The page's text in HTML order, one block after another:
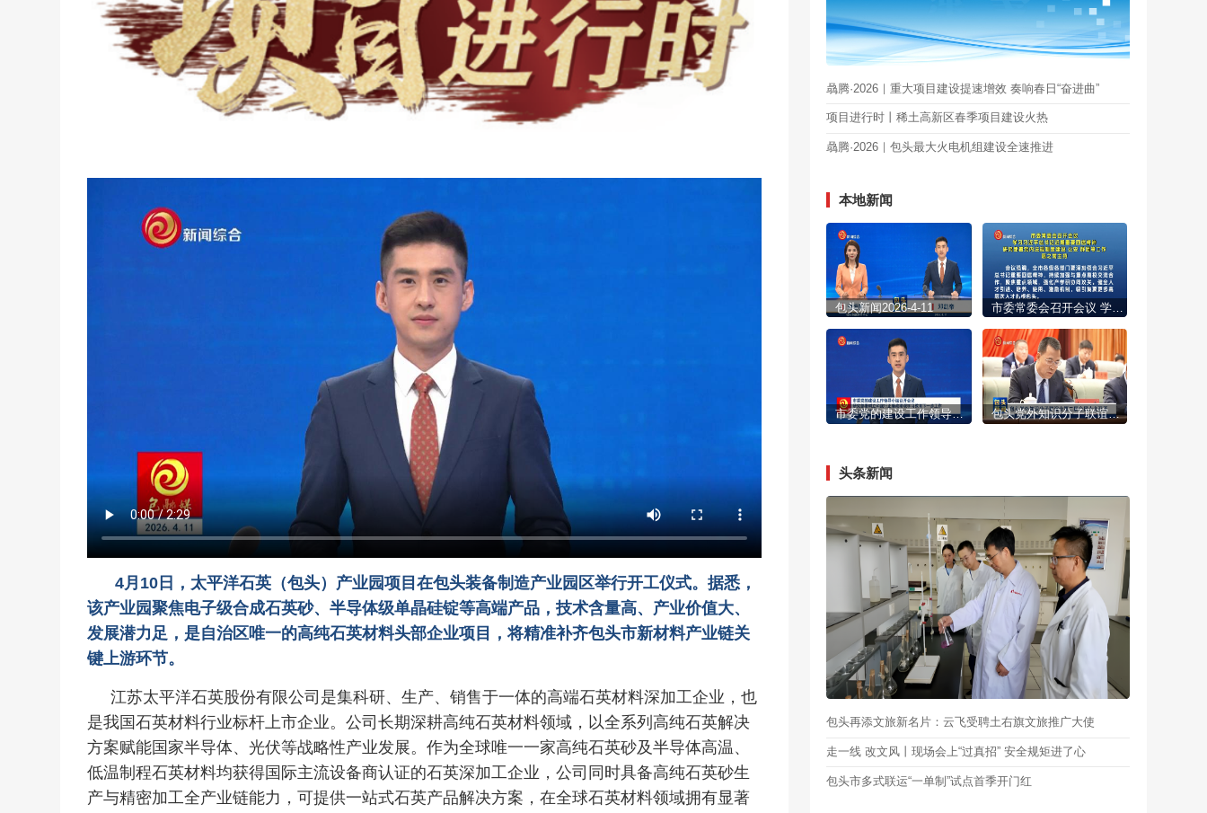
4月10日，太平洋石英（包头）产业园项目在包头装备制造产业园区举行开工仪式。据悉，
该产业园聚焦电子级合成石英砂、半导体级单晶硅锭等高端产品，技术含量高、产业价值大、
发展潜力足，是自治区唯一的高纯石英材料头部企业项目，将精准补齐包头市新材料产业链关
键上游环节。
江苏太平洋石英股份有限公司是集科研、生产、销售于一体的高端石英材料深加工企业，也
是我国石英材料行业标杆上市企业。公司长期深耕高纯石英材料领域，以全系列高纯石英解决
方案赋能国家半导体、光伏等战略性产业发展。作为全球唯一一家高纯石英砂及半导体高温、
低温制程石英材料均获得国际主流设备商认证的石英深加工企业，公司同时具备高纯石英砂生
产与精密加工全产业链能力，可提供一站式石英产品解决方案，在全球石英材料领域拥有显著
骉腾·2026｜重大项目建设提速增效 奏响春日“奋进曲”
项目进行时丨稀土高新区春季项目建设火热
骉腾·2026｜包头最大火电机组建设全速推进
本地新闻
包头新闻2026-4-11
市委党的建设工作领导小组召开会议 研究部署树立和践行正确政绩观学习教育下一步工作 陈之常主持 包头党外知识分子联谊会第二届会员大会召开
头条新闻
包头再添文旅新名片：云飞受聘土右旗文旅推广大使
走一线 改文风丨现场会上“过真招” 安全规矩进了心
包头市多式联运“一单制”试点首季开门红